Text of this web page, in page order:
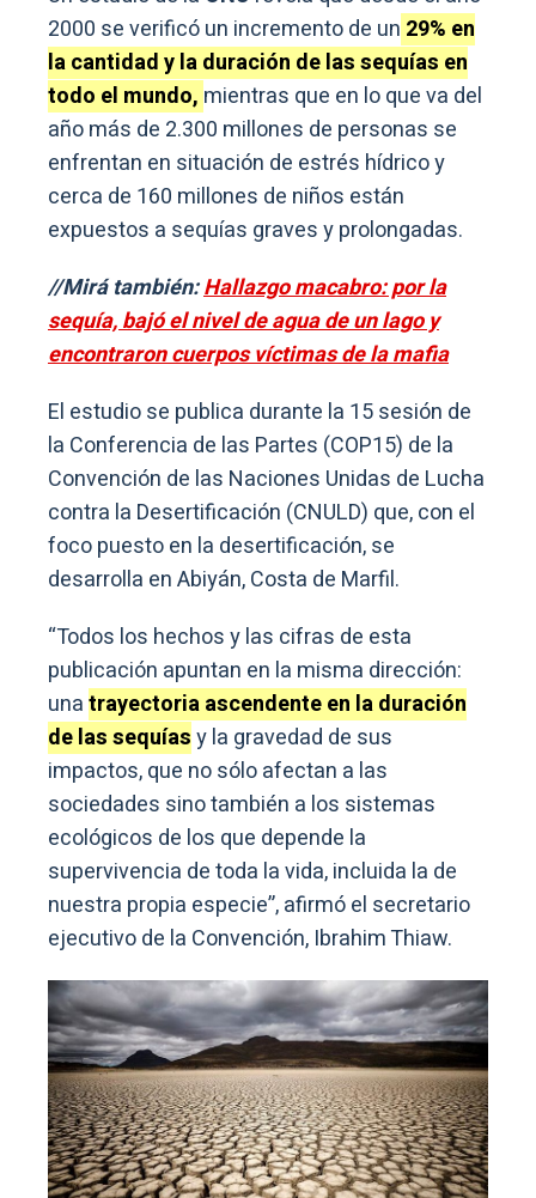
2000 se verificó un incremento de un 29% en
la cantidad y la duración de las sequías en
todo el mundo, mientras que en lo que va del
año más de 2.300 millones de personas se
enfrentan en situación de estrés hídrico y
cerca de 160 millones de niños están
expuestos a sequías graves y prolongadas.
//Mirá también:Hallazgo macabro: por la
sequía, bajó el nivel de agua de un lago y
encontraron cuerpos víctimas de la mafia
El estudio se publica durante la 15 sesión de
la Conferencia de las Partes (COP15) de la
Convención de las Naciones Unidas de Lucha
contra la Desertificación (CNULD) que, con el
foco puesto en la desertificación, se
desarrolla en Abiyán, Costa de Marfil.
“Todos los hechos y las cifras de esta
publicación apuntan en la misma dirección:
unatrayectoria ascendente en la duración
de las sequíasy la gravedad de sus
impactos, que no sólo afectan a las
sociedades sino también a los sistemas
ecológicos de los que depende la
supervivencia de toda la vida, incluida la de
nuestra propia especie”, afirmó el secretario
ejecutivo de la Convención, Ibrahim Thiaw.